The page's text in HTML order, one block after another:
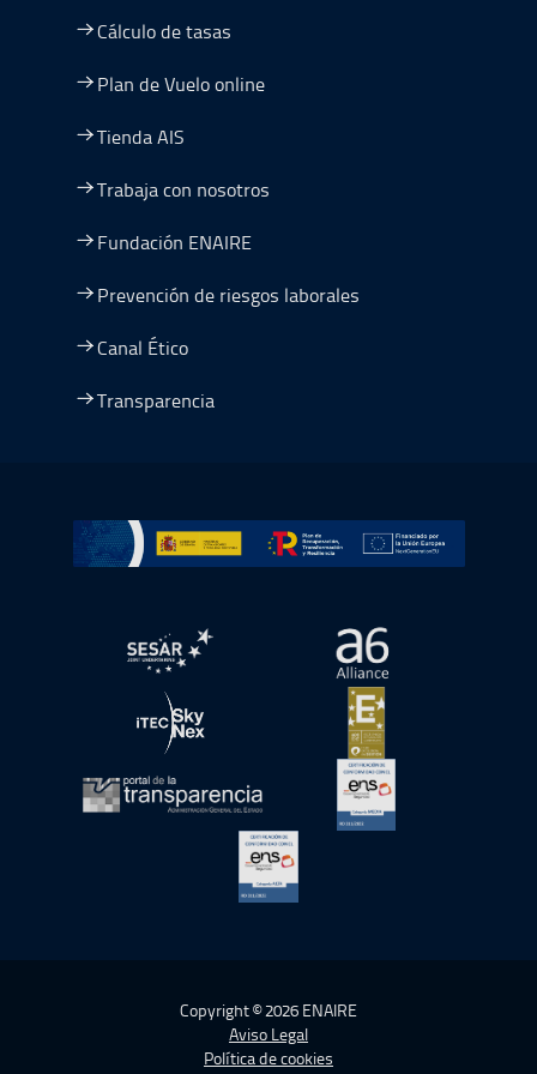
Cálculo de tasas
Plan de Vuelo online
Tienda AIS
Trabaja con nosotros
Fundación ENAIRE
Prevención de riesgos laborales
Canal Ético
Transparencia
Ir a Plan de Recuperación, Transformación y
abre en ventana nueva abre en ventana
abre en ventana nueva abre en ventana
abre en ventana nueva
Copyright © 2026 ENAIRE
Aviso Legal
Política de cookies